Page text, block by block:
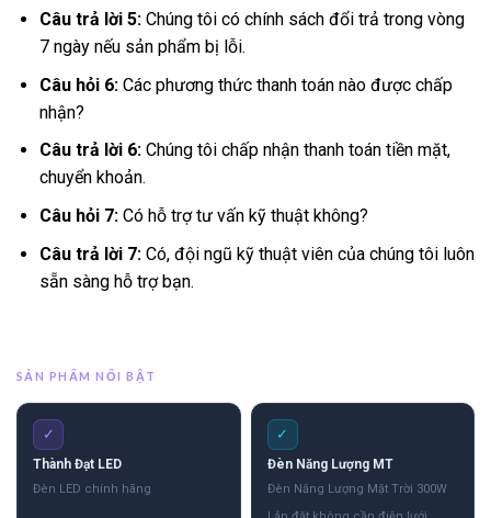
Câu trả lời 5:Chúng tôi có chính sách đổi trả trong vòng
7 ngày nếu sản phẩm bị lỗi.
Câu hỏi 6:Các phương thức thanh toán nào được chấp
nhận?
Câu trả lời 6:Chúng tôi chấp nhận thanh toán tiền mặt,
chuyển khoản.
Câu hỏi 7:Có hỗ trợ tư vấn kỹ thuật không?
Câu trả lời 7:Có, đội ngũ kỹ thuật viên của chúng tôi luôn
sẵn sàng hỗ trợ bạn.
SẢN PHẨM NỔI BẬT
✓
Thành Đạt LED
Đèn LED chính hãng
✓
Đèn Năng Lượng MT
Đèn Năng Lượng Mặt Trời 300W